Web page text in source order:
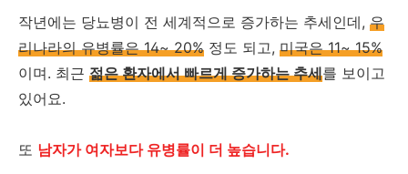
작년에는 당뇨병이 전 세계적으로 증가하는 추세인데, 우
리나라의 유병률은 14~ 20% 정도 되고, 미국은 11~ 15%
이며. 최근 젊은 환자에서 빠르게 증가하는 추세를 보이고
있어요.
또 남자가 여자보다 유병률이 더 높습니다.